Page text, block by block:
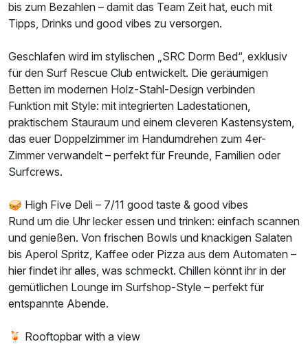
Mehrbettzimmer
2 Erwachsene und 3 Kinder
bis zum Bezahlen – damit das Team Zeit hat, euch mit
Tipps, Drinks und good vibes zu versorgen.
Geschlafen wird im stylischen „SRC Dorm Bed“, exklusiv
für den Surf Rescue Club entwickelt. Die geräumigen
Betten im modernen Holz-Stahl-Design verbinden
Funktion mit Style: mit integrierten Ladestationen,
praktischem Stauraum und einem cleveren Kastensystem,
das euer Doppelzimmer im Handumdrehen zum 4er-
Zimmer verwandelt – perfekt für Freunde, Familien oder
Surfcrews.
🥪 High Five Deli – 7/11 good taste & good vibes
Rund um die Uhr lecker essen und trinken: einfach scannen
und genießen. Von frischen Bowls und knackigen Salaten
bis Aperol Spritz, Kaffee oder Pizza aus dem Automaten –
hier findet ihr alles, was schmeckt. Chillen könnt ihr in der
gemütlichen Lounge im Surfshop-Style – perfekt für
entspannte Abende.
🍹 Rooftopbar with a view